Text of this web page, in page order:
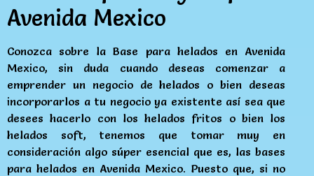
Avenida Mexico
Conozca sobre la Base para helados en Avenida
Mexico, sin duda cuando deseas comenzar a
emprender un negocio de helados o bien deseas
incorporarlos a tu negocio ya existente así sea que
desees hacerlo con los helados fritos o bien los
helados soft, tenemos que tomar muy en
consideración algo súper esencial que es, las bases
para helados en Avenida Mexico. Puesto que, si no